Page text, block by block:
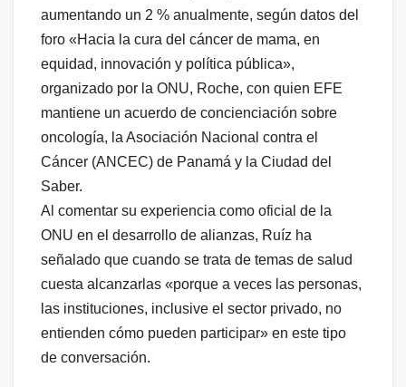
aumentando un 2 % anualmente, según datos del
foro «Hacia la cura del cáncer de mama, en
equidad, innovación y política pública»,
organizado por la ONU, Roche, con quien EFE
mantiene un acuerdo de concienciación sobre
oncología, la Asociación Nacional contra el
Cáncer (ANCEC) de Panamá y la Ciudad del
Saber.
Al comentar su experiencia como oficial de la
ONU en el desarrollo de alianzas, Ruíz ha
señalado que cuando se trata de temas de salud
cuesta alcanzarlas «porque a veces las personas,
las instituciones, inclusive el sector privado, no
entienden cómo pueden participar» en este tipo
de conversación.